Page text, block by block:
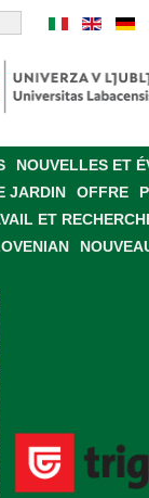
NOUVELLES ET
JARDIN OFFRE
ET